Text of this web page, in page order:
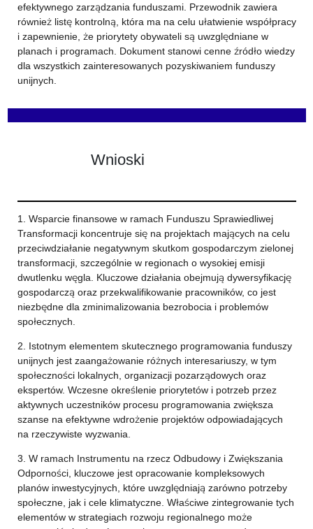
efektywnego zarządzania funduszami. Przewodnik zawiera
również listę kontrolną, która ma na celu ułatwienie współpracy
i zapewnienie, że priorytety obywateli są uwzględniane w
planach i programach. Dokument stanowi cenne źródło wiedzy
dla wszystkich zainteresowanych pozyskiwaniem funduszy
unijnych.
Wnioski
1. Wsparcie finansowe w ramach Funduszu Sprawiedliwej
Transformacji koncentruje się na projektach mających na celu
przeciwdziałanie negatywnym skutkom gospodarczym zielonej
transformacji, szczególnie w regionach o wysokiej emisji
dwutlenku węgla. Kluczowe działania obejmują dywersyfikację
gospodarczą oraz przekwalifikowanie pracowników, co jest
niezbędne dla zminimalizowania bezrobocia i problemów
społecznych.
2. Istotnym elementem skutecznego programowania funduszy
unijnych jest zaangażowanie różnych interesariuszy, w tym
społeczności lokalnych, organizacji pozarządowych oraz
ekspertów. Wczesne określenie priorytetów i potrzeb przez
aktywnych uczestników procesu programowania zwiększa
szanse na efektywne wdrożenie projektów odpowiadających
na rzeczywiste wyzwania.
3. W ramach Instrumentu na rzecz Odbudowy i Zwiększania
Odporności, kluczowe jest opracowanie kompleksowych
planów inwestycyjnych, które uwzględniają zarówno potrzeby
społeczne, jak i cele klimatyczne. Właściwe zintegrowanie tych
elementów w strategiach rozwoju regionalnego może